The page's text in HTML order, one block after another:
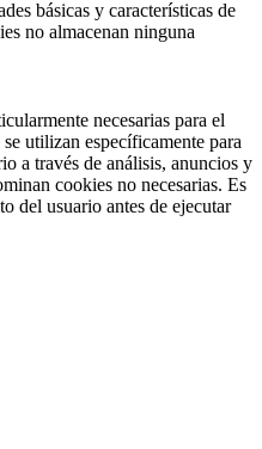
básicas y características de
no almacenan ninguna
necesarias para el
utilizan específicamente para
a través de análisis, anuncios y
cookies no necesarias. Es
del usuario antes de ejecutar